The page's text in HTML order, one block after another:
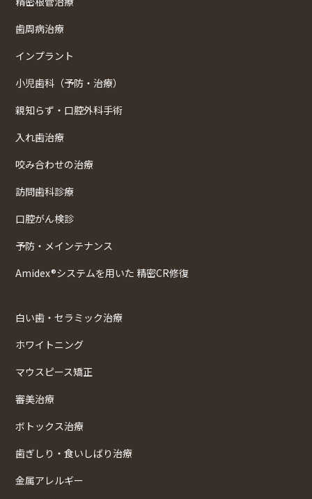
歯周病治療
インプラント
小児歯科（予防・治療）
親知らず・口腔外科手術
入れ歯治療
咬み合わせの治療
訪問歯科診療
口腔がん検診
予防・メインテナンス
Amidex®システムを用いた 精密CR修復
白い歯・セラミック治療
ホワイトニング
マウスピース矯正
審美治療
ボトックス治療
歯ぎしり・食いしばり治療
金属アレルギー